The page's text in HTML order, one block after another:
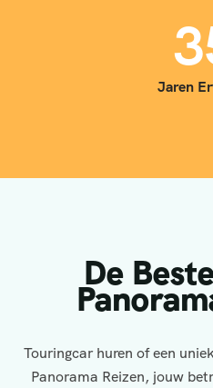
3
Jaren
De
Touringcar huren of een
Panorama Reizen, jouw